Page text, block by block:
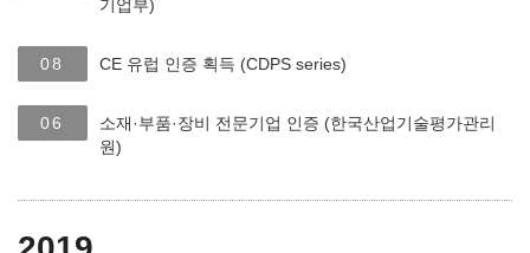
기업부)
08 CE 유럽 인증 획득 (CDPS series)
06
소재·부품·장비 전문기업 인증 (한국산업기술평가관리
원)